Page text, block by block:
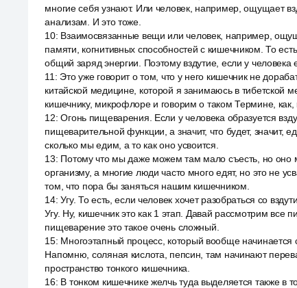
многие себя узнают. Или человек, например, ощущает
анализам. И это тоже.
10: Взаимосвязанные вещи или человек, например,
памяти, когнитивных способностей с кишечником. То
общий заряд энергии. Поэтому вздутие, если у человека
11 : Это уже говорит о том, что у него кишечник не
китайской медицине, которой я занимаюсь в
кишечнику, микрофлоре и говорим о таком Термине,
12:Огонь пищеварения. Если у человека образуется
пищеварительной функции, а значит, что будет, значит,
сколько мы едим, а то как оно усвоится.
13: Потому что мы даже можем там мало съесть, но оно
организму, а многие люди часто много едят, но это не
том, что пора бы заняться нашим кишечником.
14:Угу. То есть, если человек хочет разобраться со
Угу. Ну, кишечник это как 1 этап. Давай рассмотрим все
пищеварение это такое очень сложный.
15: Многоэтапный процесс, который вообще начинается
Напомню, соляная кислота, пепсин, там начинают
пространство тонкого кишечника.
16: В тонком кишечнике желчь туда выделяется также